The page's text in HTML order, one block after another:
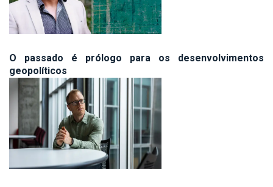
O passado é prólogo para os desenvolvimentos
geopolíticos